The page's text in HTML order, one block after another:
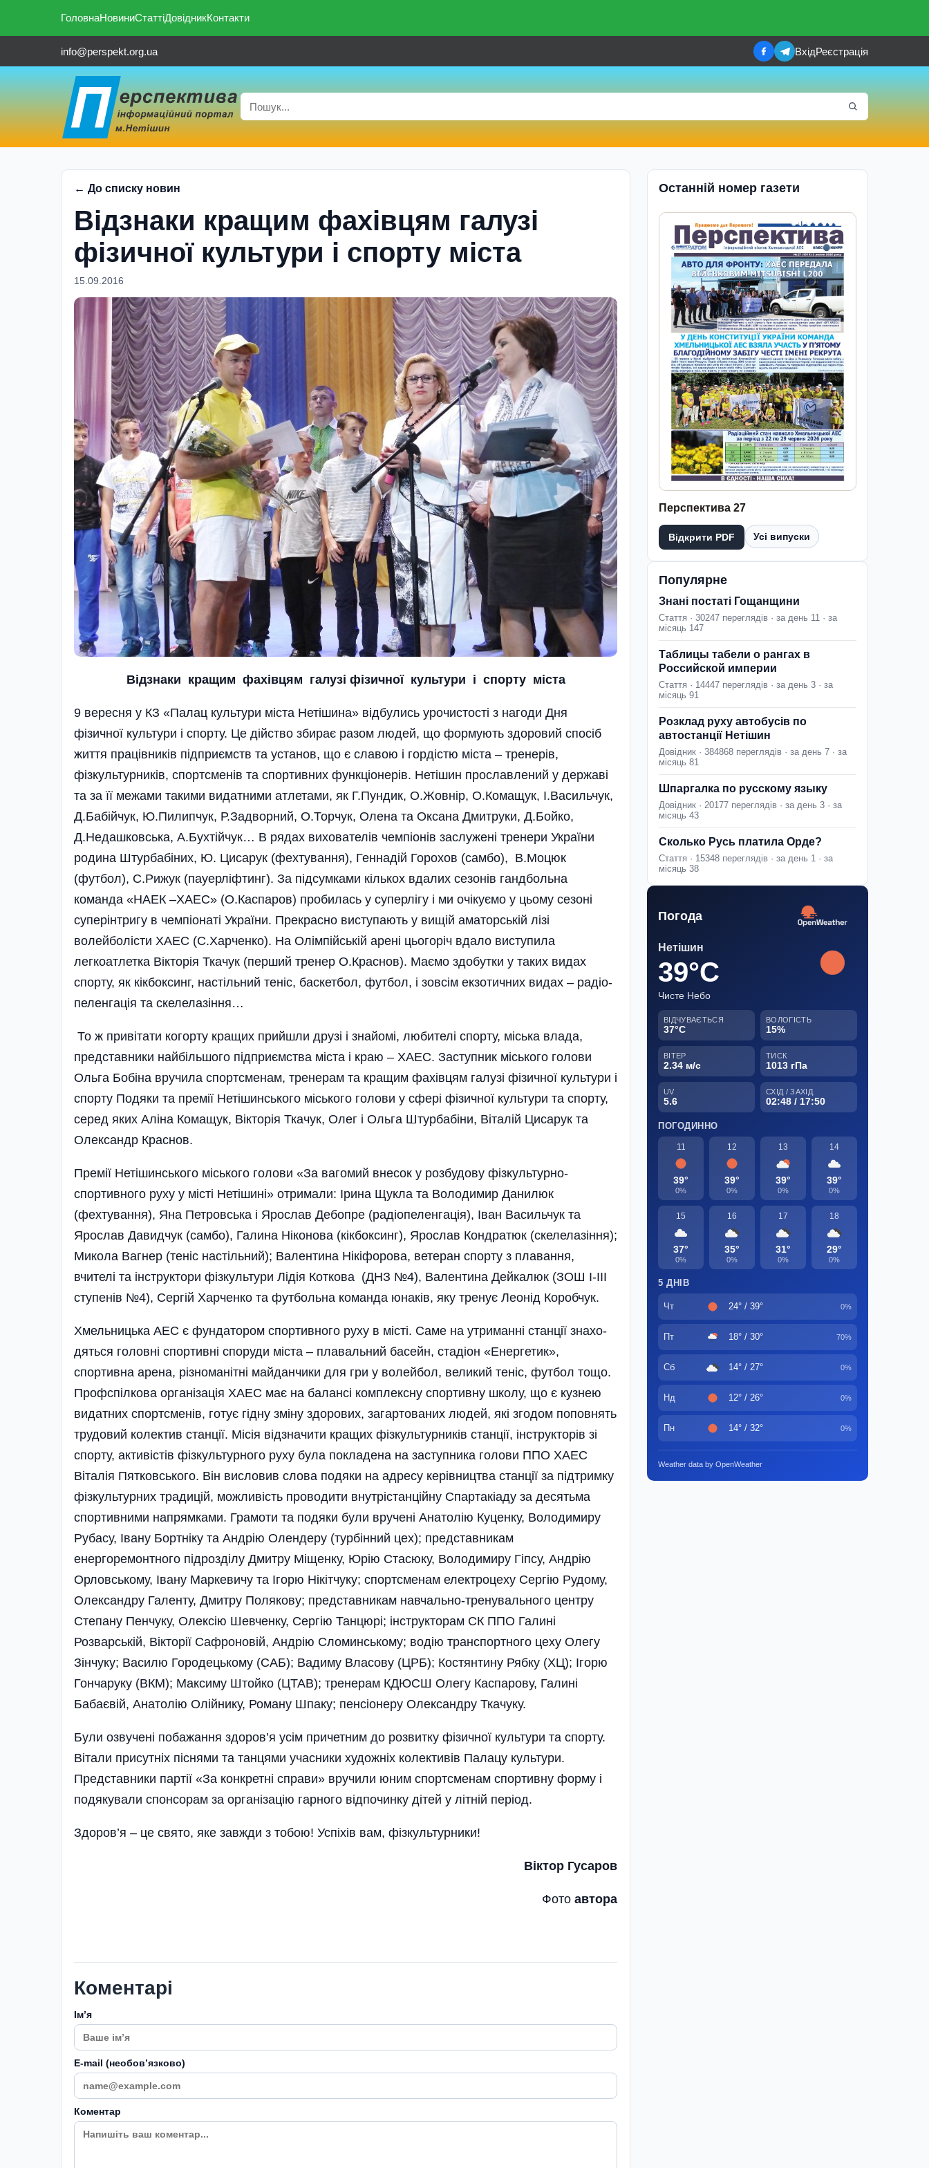
ГоловнаНовиниСтаттіДовідникКонтакти
info@perspekt.org.ua ВхідРеєстрація
← До списку новин
Відзнаки кращим фахівцям галузі
фізичної культури і спорту міста
15.09.2016
Відзнаки кращим фахівцям галузі фізичної культури і спорту міста
9 вересня у КЗ «Палац культури міста Нетішина» відбулись урочистості з нагоди Дня
фізичної культури і спорту. Це дійство збирає разом людей, що формують здоровий спосіб
життя працівників підпри­ємств та установ, що є славою і гордістю міста – тренерів,
фізкультурників, спортсменів та спортивних функціонерів. Нетішин прославлений у державі
та за її межами такими видатними атлетами, як Г.Пундик, О.Жовнір, О.Комащук, І.Васильчук,
Д.Бабійчук, Ю.Пилипчук, Р.Задворний, О.Торчук, Олена та Оксана Дмитруки­, Д.Бойко,
Д.Недашковська, А.Бухтійчук… В рядах вихователів чемпіонів за­служені тренери України
родина Штурбабіних, Ю. Цисарук (фехтування), Геннадій Горохов (самбо), В.Моцюк
(футбол), С.Рижук (пауерліфтинг). За підсумками кількох вдалих сезонів гандбольна
команда «НАЕК –ХАЕС» (О.Каспаров) пробилась у суперлігу і ми очікуємо у цьому сезоні
суперінтригу в чемпіонаті України. Прекрасно виступають у вищій аматорській лізі
волейболісти ХАЕС (С.Харченко). На Олімпійській арені цьогоріч вдало виступила
легкоатлетка Вікторія Ткачук (перший тренер О.Краснов). Маємо здобутки у таких видах
спорту, як кік­боксинг, настільний теніс, баскетбол, футбол­, і зовсім екзотичних видах – радіо­
пеленгація та скелелазіння…
То ж привітати когорту кращих прийшли друзі і знайомі, любителі спорту, міська влада,
представники найбільшого під­приємства міста і краю – ХАЕС. Заступник міського голови
Ольга Бобіна вручила спортсменам, тренерам та кращим фа­хівцям галузі фізичної культури і
спорту Подяки та премії Нетішинського міського голови у сфері фізичної культури та спорту,
серед яких Аліна Комащук, Вікторія Ткачук, Олег і Ольга Штурбабіни, Віталій Цисару­к та
Олександр Краснов.
Премії Нетішинського міського голови­ «За вагомий внесок у розбудову фіз­куль­турно-
спортивного руху у місті Нетішині» отримали: Ірина Щукла та Володимир Данилюк
(фехтування), Яна Петровська і Ярослав Дебопре (радіопеленгація), Іван Васильчук та
Ярослав Давидчук (самбо), Галина Ніконова (кікбоксинг), Ярослав Кондратюк (скелелазіння);
Микола Вагнер (теніс настільний); Валентина Нікіфорова, ветеран спорту з плавання,
вчителі та інструктори фізкультури Лідія Коткова (ДНЗ №4), Валентина Дейкалюк (ЗОШ І-ІІІ
ступенів №4), Сергій Харченко та футбольна команда юнаків, яку тренує Леонід Коробчук.
Хмельницька АЕС є фундатором спор­тивно­го руху в місті. Саме на утриманні станції знахо­
дяться головні спор­тивні споруди міста – плава­льний басейн, стадіон «Енергетик»,
спортивна арена, різноманітні май­данчики для гри у волейбол, великий теніс, футбол тощо.
Профспілкова організація ХАЕС має на балансі комплексну спортивну школу, що є кузнею
видатних спортсменів, готує гідну зміну здорових, загартованих людей, які згодом поповнять
трудовий колектив станції. Місія відзначити кращих фізкультурників станції, інструкторів зі
спорту, активістів фізкультурного руху була покладена на заступника голови ППО ХАЕС
Віталія Пятковського. Він висловив слова подяки на адресу керівництва станції за підтримку
фізкультурних традиці­й, можливість проводити внутрістанційну Спартакіаду за десятьма
спор­тивними напрямками. Грамоти та подяки­ були вручені Анатолію Куценку, Володими­ру
Рубасу, Івану Бортніку та Андрію­ Олендеру (турбінний цех); представникам
енергоремонтного під­роз­ділу Дмитру Міщенку, Юрію Стасюку, Володимиру Гіпсу, Андрію
Орловському, Івану Маркевичу та Ігорю Ні­кітчуку; спортсменам електроцеху Сергію Рудому,
Олександру Галенту, Дмитру Полякову; представникам навчально-тренувального центру
Степану Пенчуку, Олексію Шевченку, Сергію­ Танцюрі; інструкторам СК ППО Галині
Розварській, Вікторії Сафроновій, Андрію Сломинському; водію транспортного цеху Олегу
Зінчуку; Василю Городецькому (САБ); Вадиму Власову (ЦРБ); Костянтину Рябку (ХЦ); Ігорю
Гончаруку (ВКМ); Максиму Штойко (ЦТАВ); тренерам КДЮСШ Олегу Каспарову, Галині
Бабає­вій, Анатолію Олійнику, Роману Шпаку­; пенсіонеру Олександру Ткачуку­.
Були озвучені побажання здоров’я усім причетним до розвитку фізичної культури та спорту.
Вітали присутніх піснями та танцями учасники художніх колективів Палацу культури.
Представники партії «За конкретні справи» вручили юним спортсменам спортивну форму і
подякували спонсорам за організацію гарного відпочинку дітей у літній період.
Здоров’я – це свято, яке завжди з тобою! Успіхів вам, фізкультурники!
Віктор Гусаров
Фото автора
Коментарі
Імʼя
E-mail (необовʼязково)
Коментар
Останній номер газети
Перспектива 27
Відкрити PDF Усі випуски
Популярне
Знані постаті Гощанщини
Стаття · 30247 переглядів · за день 11 · за
місяць 147
Таблицы табели о рангах в
Российской империи
Стаття · 14447 переглядів · за день 3 · за
місяць 91
Розклад руху автобусів по
автостанції Нетішин
Довідник · 384868 переглядів · за день 7 · за
місяць 81
Шпаргалка по русскому языку
Довідник · 20177 переглядів · за день 3 · за
місяць 43
Сколько Русь платила Орде?
Стаття · 15348 переглядів · за день 1 · за
місяць 38
Погода
Нетішин
39°C
Чисте Небо
ВІДЧУВАЄТЬСЯ
37°C
ВОЛОГІСТЬ
15%
ВІТЕР
2.34 м/с
ТИСК
1013 гПа
UV
5.6
СХІД / ЗАХІД
02:48 / 17:50
ПОГОДИННО
11
39°
0%
12
39°
0%
13
39°
0%
14
39°
0%
15
37°
0%
16
35°
0%
17
31°
0%
18
29°
0%
5 ДНІВ
Чт 24° / 39° 0%
Пт 18° / 30° 70%
Сб 14° / 27° 0%
Нд 12° / 26° 0%
Пн 14° / 32° 0%
Weather data by OpenWeather